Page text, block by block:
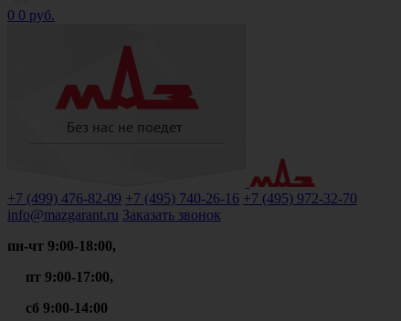
0 0 руб.
+7 (499) 476-82-09 +7 (495) 740-26-16 +7 (495) 972-32-70
info@mazgarant.ru Заказать звонок
пн-чт 9:00-18:00,
пт 9:00-17:00,
сб 9:00-14:00